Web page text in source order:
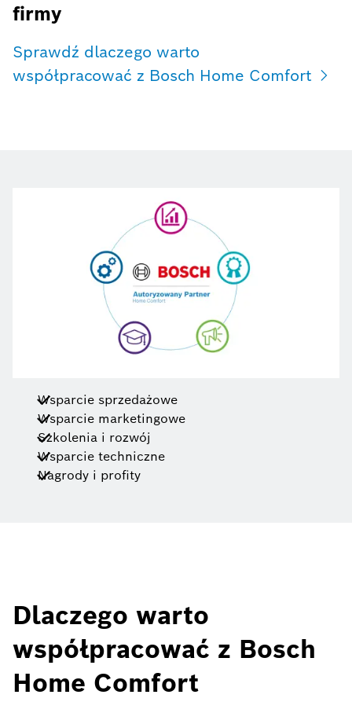
firmy
Sprawdź dlaczego warto
współpracować z Bosch Home Comfort
Wsparcie sprzedażowe
Wsparcie marketingowe
Szkolenia i rozwój
Wsparcie techniczne
Nagrody i profity
Dlaczego warto
współpracować z Bosch
Home Comfort